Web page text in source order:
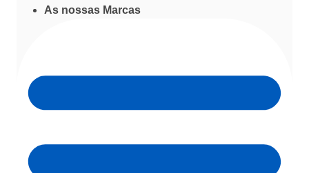
As nossas Marcas